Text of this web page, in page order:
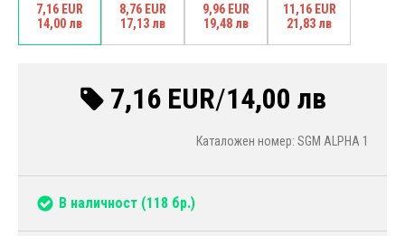
7,16 EUR
14,00 лв
8,76 EUR
17,13 лв
9,96 EUR
19,48 лв
11,16 EUR
21,83 лв
7,16 EUR/14,00 лв
Каталожен номер: SGM ALPHA 1
В наличност (118 бр.)